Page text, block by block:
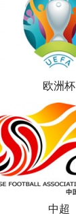
欧洲杯
中超